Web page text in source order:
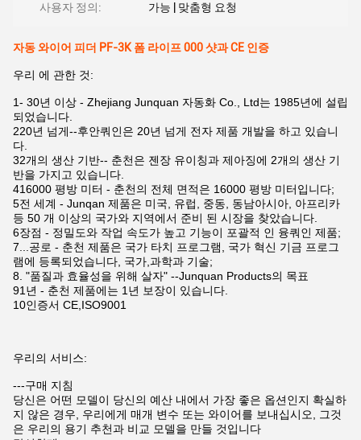
사용자 정의: 가능 | 맞춤형 요청
자동 와이어 피더 PF-3K 폼 라이프 000 샷과 CE 인증
우리 에 관한 것:
1- 30년 이상 - Zhejiang Junquan 자동화 Co., Ltd는 1985년에 설립
되었습니다.
220년 넘게--후안쿼인은 20년 넘게 전자 제품 개발을 하고 있습니
다.
32개의 생산 기반-- 춘천은 젠장 유이칭과 제아징에 2개의 생산 기
반을 가지고 있습니다.
416000 평방 미터 - 춘천의 전체 면적은 16000 평방 미터입니다;
5전 세계 - Junqan 제품은 미국, 유럽, 중동, 동남아시아, 아프리카
등 50 개 이상의 국가와 지역에서 준비 된 시장을 찾았습니다.
6장점 - 정밀도와 작업 속도가 높고 기능이 포괄적 인 융쿼인 제품;
7...공로 - 춘천 제품은 국가 타치 프로그램, 국가 혁신 기금 프로그
램에 등록되었습니다, 국가,과학과 기술;
8. "품질과 효율성을 위해 살자" --Junquan Products의 목표
91년 - 춘천 제품에는 1년 보장이 있습니다.
10인증서 CE,ISO9001
우리의 서비스:
---구매 지침
당신은 어떤 모델이 당신의 예산 내에서 가장 좋은 옵션인지 확실하
지 않은 경우, 우리에게 매개 변수 또는 와이어를 보내십시오, 그것
은 우리의 용기 추천과 비교 모델을 만들 것입니다